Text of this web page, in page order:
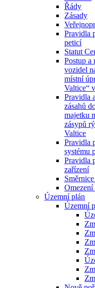
Řády
Zásady
Pravidla
peticí
Statut
Postup a
vozidel
místní
Valtice“
Pravidla
zásahů
majetku
zásypů
Valtice
Pravidla
systému
Pravidla
zařízení
Územní plán
Územní